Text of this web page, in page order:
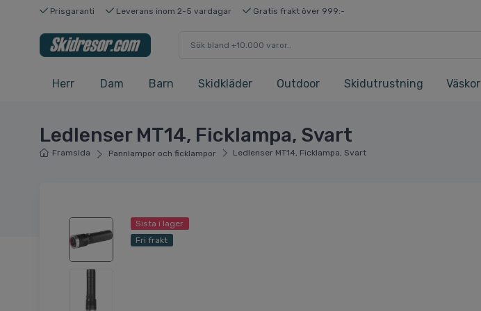
Prisgaranti Leverans inom 2-5 vardagar Gratis frakt över 999:-
Herr Dam Barn Skidkläder Outdoor Skidutrustning Väskor
Ledlenser MT14, Ficklampa, Svart
Framsida Pannlampor och ficklampor Ledlenser MT14, Ficklampa, Svart
Sista i lager
Fri frakt